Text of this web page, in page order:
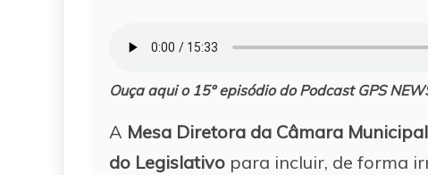
Ouça aqui o 15º episódio do Podcast GPS
A Mesa Diretora da Câmara
do Legislativo para incluir, de forma